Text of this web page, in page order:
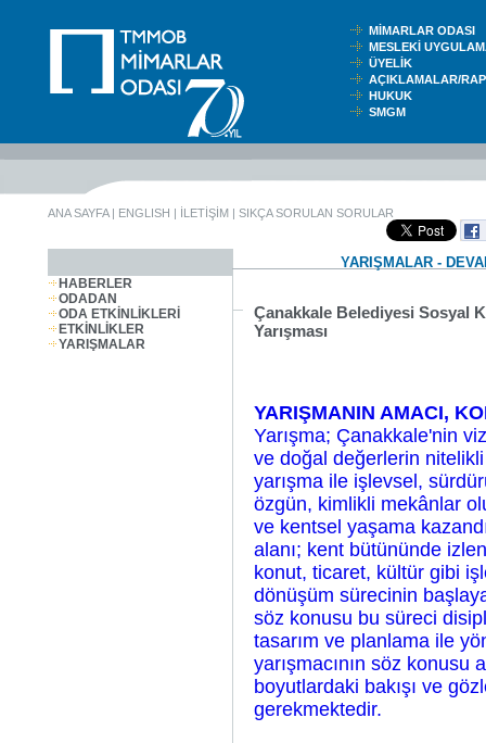
MİMARLAR ODASI
MESLEKİ
ÜYELİK
AÇIKLAMALAR/
HUKUK
SMGM
ANA SAYFA| ENGLISH | İLETİŞİM | SIKÇA SORULAN SORULAR
HABERLER
ODADAN
ODA ETKİNLİKLERİ
ETKİNLİKLER
YARIŞMALAR
YARIŞMALAR -
Çanakkale Belediyesi Sosyal
Yarışması
YARIŞMANIN AMACI,
Yarışma; Çanakkale'nin
ve doğal değerlerin
yarışma ile işlevsel,
özgün, kimlikli mekânlar
ve kentsel yaşama
alanı; kent bütününde
konut, ticaret, kültür gibi
dönüşüm sürecinin
söz konusu bu süreci
tasarım ve planlama ile
yarışmacının söz
boyutlardaki bakışı ve
gerekmektedir.